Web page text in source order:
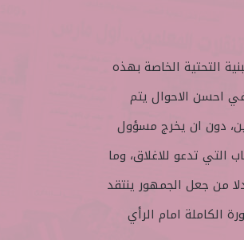
التحتية الخاصة بهذه
احسن الاحوال يتم
دون ان يخرج مسؤول
التي تدعو للاغلاق، وما
من جعل الجمهور ينتقد
الكاملة امام الرأي